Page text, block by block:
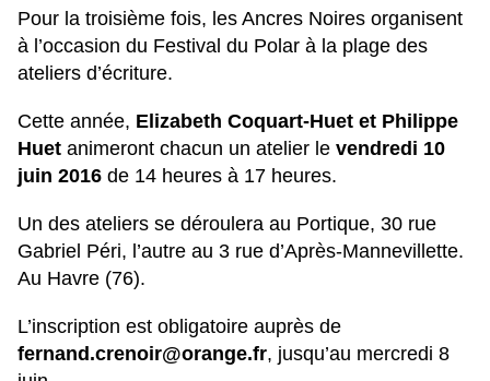
Pour la troisième fois, les Ancres Noires organisent
à l’occasion du Festival du Polar à la plage des
ateliers d’écriture.
Cette année, Elizabeth Coquart-Huet et Philippe
Huet animeront chacun un atelier le vendredi 10
juin 2016 de 14 heures à 17 heures.
Un des ateliers se déroulera au Portique, 30 rue
Gabriel Péri, l’autre au 3 rue d’Après-Mannevillette.
Au Havre (76).
L’inscription est obligatoire auprès de
fernand.crenoir@orange.fr, jusqu’au mercredi 8